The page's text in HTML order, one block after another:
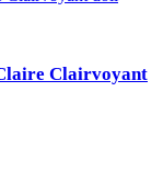
Clairvoyant